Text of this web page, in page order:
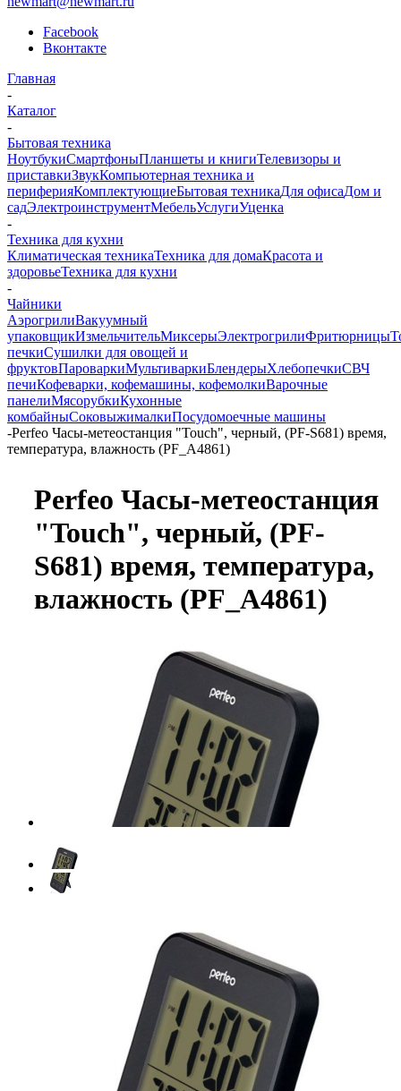
Facebook
Вконтакте
Главная
-
Каталог
-
Бытовая техника
НоутбукиСмартфоныПланшеты и книгиТелевизоры и
приставкиЗвукКомпьютерная техника и
периферияКомплектующиеБытовая техникаДля офисаДом и
садЭлектроинструментМебельУслугиУценка
-
Техника для кухни
Климатическая техникаТехника для домаКрасота и
здоровьеТехника для кухни
-
Чайники
АэрогрилиВакуумный
упаковщикИзмельчительМиксерыЭлектрогрилиФритюрницы
печкиСушилки для овощей и
фруктовПароваркиМультиваркиБлендерыХлебопечкиСВЧ
печиКофеварки, кофемашины, кофемолкиВарочные
панелиМясорубкиКухонные
комбайныСоковыжималкиПосудомоечные машины
-Perfeo Часы-метеостанция "Touch", черный, (PF-S681) время,
температура, влажность (PF_A4861)
Perfeo Часы-метеостанция
"Touch", черный, (PF-
S681) время, температура,
влажность (PF_A4861)